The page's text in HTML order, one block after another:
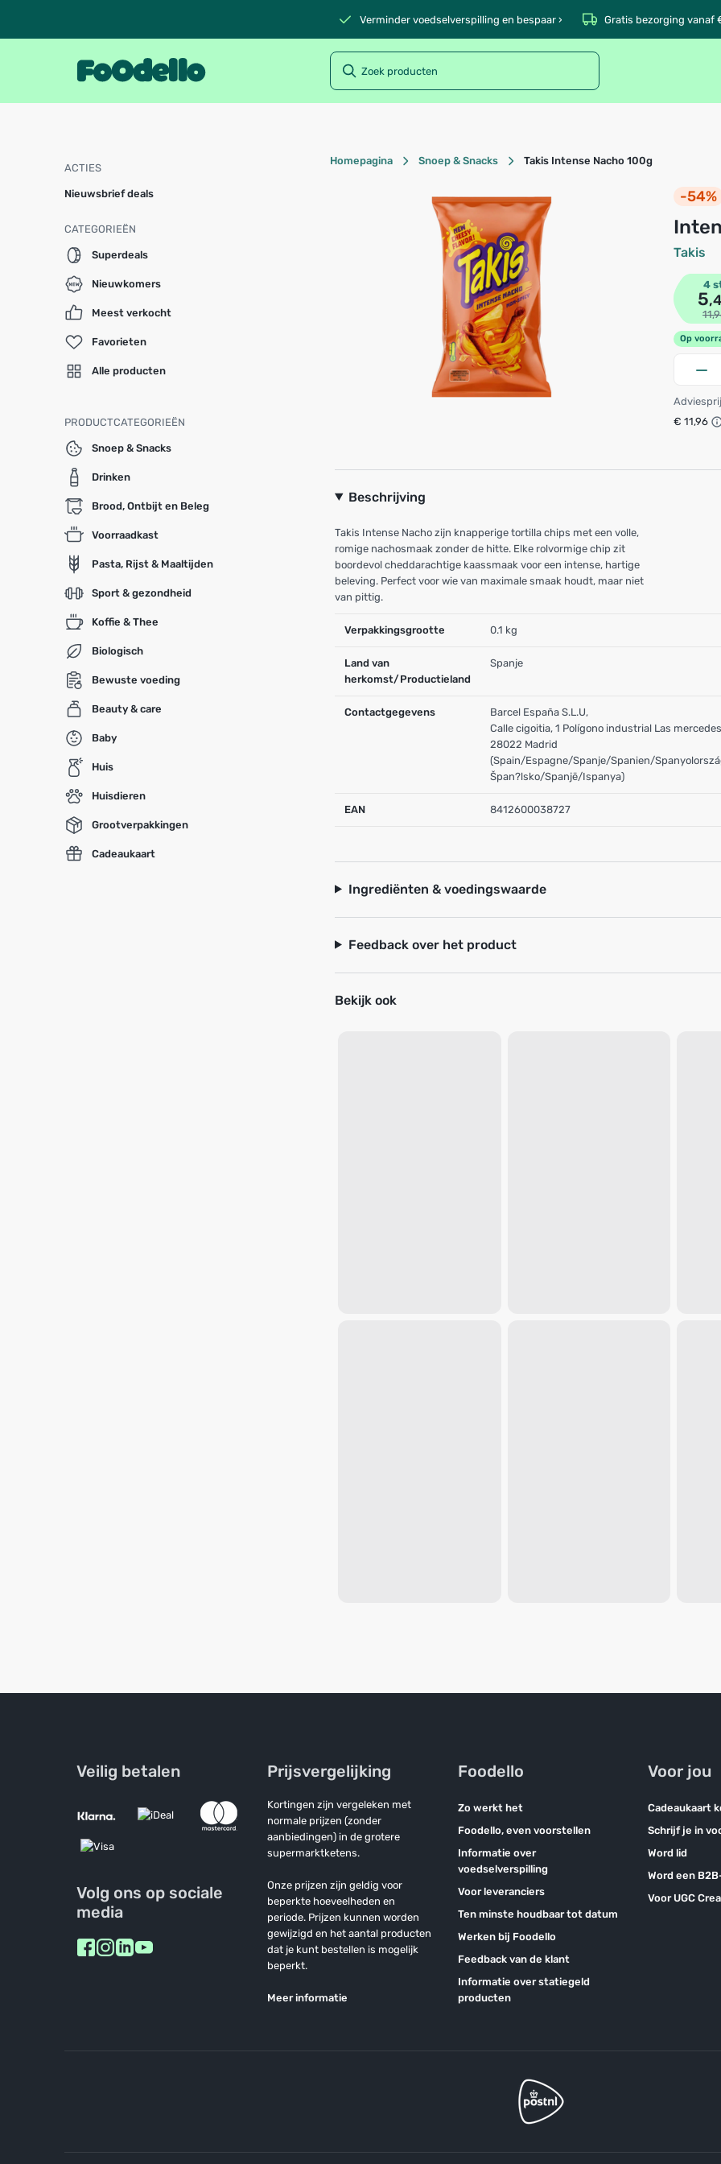
Verminder voedselverspilling en bespaar › Gratis bezorging vanaf
ACTIES
Nieuwsbrief deals
CATEGORIEËN
Superdeals
Nieuwkomers
Meest verkocht
Favorieten
Alle producten
PRODUCTCATEGORIEËN
Snoep & Snacks
Drinken
Brood, Ontbijt en Beleg
Voorraadkast
Pasta, Rijst & Maaltijden
Sport & gezondheid
Koffie & Thee
Biologisch
Bewuste voeding
Beauty & care
Baby
Huis
Huisdieren
Grootverpakkingen
Cadeaukaart
Homepagina Snoep & Snacks Takis Intense Nacho 100g
-54%
Takis
4
5
Op
€ 11,96
Beschrijving
Takis Intense Nacho zijn knapperige tortilla chips met een volle,
romige nachosmaak zonder de hitte. Elke rolvormige chip zit
boordevol cheddarachtige kaassmaak voor een intense, hartige
beleving. Perfect voor wie van maximale smaak houdt, maar niet
van pittig.
Verpakkingsgrootte 0.1 kg
Land van
herkomst/Productieland
Spanje
Contactgegevens
Barcel España S.L.U,
Calle cigoitia, 1 Polígono industrial Las
28022 Madrid
(Spain/Espagne/Spanje/Spanien/
Špan?lsko/Spanjë/Ispanya)
EAN 8412600038727
Ingrediënten & voedingswaarde
Feedback over het product
Bekijk ook
Veilig betalen
Volg ons op sociale
media
Prijsvergelijking
Kortingen zijn vergeleken met
normale prijzen (zonder
aanbiedingen) in de grotere
supermarktketens.
Onze prijzen zijn geldig voor
beperkte hoeveelheden en
periode. Prijzen kunnen worden
gewijzigd en het aantal producten
dat je kunt bestellen is mogelijk
beperkt.
Meer informatie
Foodello
Zo werkt het
Foodello, even voorstellen
Informatie over
voedselverspilling
Voor leveranciers
Ten minste houdbaar tot datum
Werken bij Foodello
Feedback van de klant
Informatie over statiegeld
producten
Voor jou
Cadeaukaart
Schrijf je in
Word lid
Word een
Voor UGC